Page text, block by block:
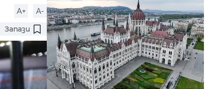
A+
A-
Запази